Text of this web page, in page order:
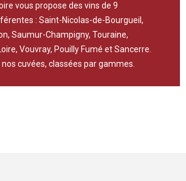
vous propose des vins de 9
: Saint-Nicolas-de-Bourgueil,
Saumur-Champigny, Touraine,
Vouvray, Pouilly Fumé et Sancerre.
cuvées, classées par gammes.